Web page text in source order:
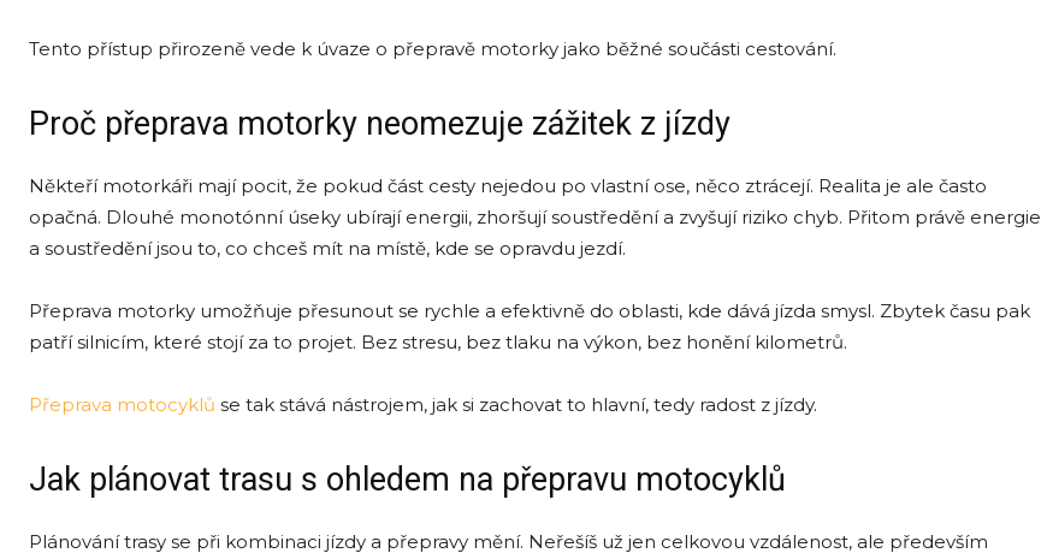
Tento přístup přirozeně vede k úvaze o přepravě motorky jako běžné součásti cestování.
Proč přeprava motorky neomezuje zážitek z jízdy
Někteří motorkáři mají pocit, že pokud část cesty nejedou po vlastní ose, něco ztrácejí. Realita je ale často
opačná. Dlouhé monotónní úseky ubírají energii, zhoršují soustředění a zvyšují riziko chyb. Přitom právě energie
a soustředění jsou to, co chceš mít na místě, kde se opravdu jezdí.
Přeprava motorky umožňuje přesunout se rychle a efektivně do oblasti, kde dává jízda smysl. Zbytek času pak
patří silnicím, které stojí za to projet. Bez stresu, bez tlaku na výkon, bez honění kilometrů.
Přeprava motocyklů se tak stává nástrojem, jak si zachovat to hlavní, tedy radost z jízdy.
Jak plánovat trasu s ohledem na přepravu motocyklů
Plánování trasy se při kombinaci jízdy a přepravy mění. Neřešíš už jen celkovou vzdálenost, ale především